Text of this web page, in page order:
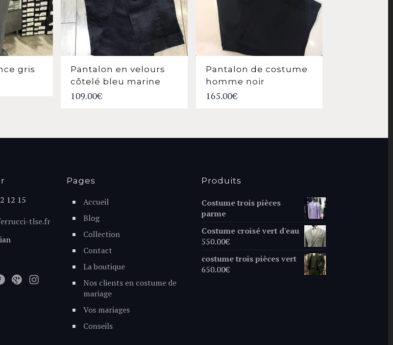
gris
Pantalon en velours
côtelé bleu marine
109.00€
Pantalon de costume
homme noir
165.00€
12 15
tlse.fr
Pages
Accueil
Blog
Collection
Contact
La boutique
Nos clients en costume de
mariage
Vos mariages
Conseils
Produits
Costume trois pièces
parme
Costume croisé vert d'eau
550.00€
costume trois pièces vert
650.00€